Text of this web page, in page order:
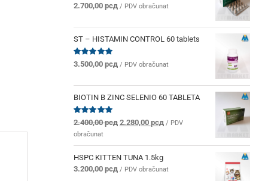
Ocenjeno
od 5
2.700,00 рсд / PDV obračunat
ST – HISTAMIN CONTROL 60 tablets
Ocenjeno
od 5
3.500,00 рсд / PDV obračunat
BIOTIN B ZINC SELENIO 60 TABLETA
Ocenjeno
sa
5.00 od 5
2.400,00рсд Originalna
je
bila:
2.400,00 рсд.
2.280,00 рсдTrenutna
je:
2.280,00 рсд.
/ PDV
obračunat
HSPC KITTEN TUNA 1.5kg
3.200,00 рсд / PDV obračunat